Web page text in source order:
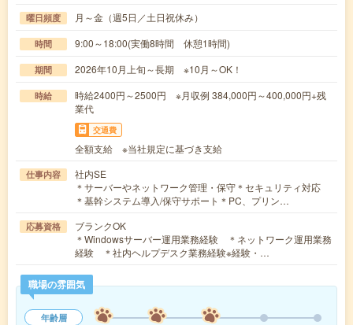
曜日頻度 月～金（週5日／土日祝休み）
時間 9:00～18:00(実働8時間 休憩1時間)
期間 2026年10月上旬～長期 ※10月～OK！
時給
時給2400円～2500円 ※月収例 384,000円～400,000円+残
業代
交通費
全額支給 ※当社規定に基づき支給
仕事内容
社内SE
＊サーバーやネットワーク管理・保守＊セキュリティ対応
＊基幹システム導入/保守サポート＊PC、プリン…
応募資格
ブランクOK
＊Windowsサーバー運用業務経験 ＊ネットワーク運用業務
経験 ＊社内ヘルプデスク業務経験※経験・…
職場の雰囲気
年齢層